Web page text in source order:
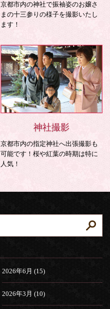
京都市内の神社で振袖姿のお嬢さ
まの十三参りの様子を撮影いたし
ます！
神社撮影
京都市内の指定神社へ出張撮影も
可能です！桜や紅葉の時期は特に
人気！
2026年6月 (15)
2026年3月 (10)